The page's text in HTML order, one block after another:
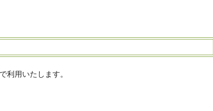
利用いたします。